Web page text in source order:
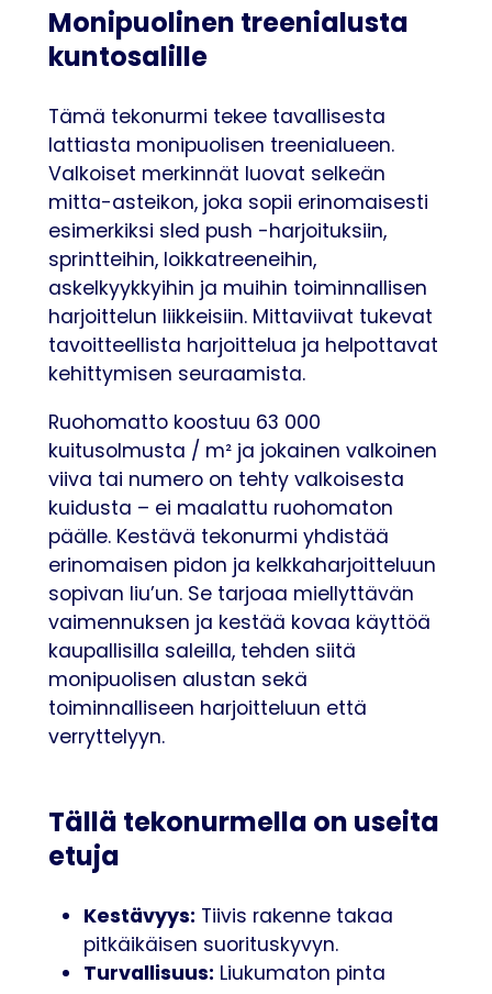
Monipuolinen treenialusta
kuntosalille
Tämä tekonurmi tekee tavallisesta
lattiasta monipuolisen treenialueen.
Valkoiset merkinnät luovat selkeän
mitta-asteikon, joka sopii erinomaisesti
esimerkiksi sled push -harjoituksiin,
sprintteihin, loikkatreeneihin,
askelkyykkyihin ja muihin toiminnallisen
harjoittelun liikkeisiin. Mittaviivat tukevat
tavoitteellista harjoittelua ja helpottavat
kehittymisen seuraamista.
Ruohomatto koostuu 63 000
kuitusolmusta / m² ja jokainen valkoinen
viiva tai numero on tehty valkoisesta
kuidusta – ei maalattu ruohomaton
päälle. Kestävä tekonurmi yhdistää
erinomaisen pidon ja kelkkaharjoitteluun
sopivan liu’un. Se tarjoaa miellyttävän
vaimennuksen ja kestää kovaa käyttöä
kaupallisilla saleilla, tehden siitä
monipuolisen alustan sekä
toiminnalliseen harjoitteluun että
verryttelyyn.
Tällä tekonurmella on useita
etuja
Kestävyys: Tiivis rakenne takaa
pitkäikäisen suorituskyvyn.
Turvallisuus: Liukumaton pinta